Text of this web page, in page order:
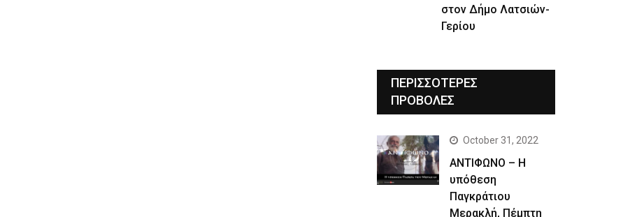
στον Δήμο Λατσιών-
Γερίου
ΠΕΡΙΣΣΟΤΕΡΕΣ
ΠΡΟΒΟΛΕΣ
October 31, 2022
ΑΝΤΙΦΩΝΟ – Η
υπόθεση
Παγκράτιου
Μερακλή, Πέμπτη